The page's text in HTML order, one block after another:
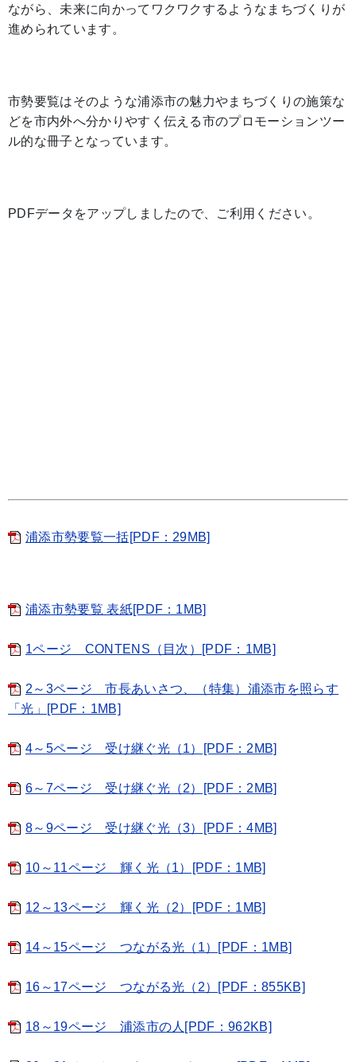
ながら、未来に向かってワクワクするようなまちづくりが
進められています。
市勢要覧はそのような浦添市の魅力やまちづくりの施策な
どを市内外へ分かりやすく伝える市のプロモーションツー
ル的な冊子となっています。
PDFデータをアップしましたので、ご利用ください。
浦添市勢要覧一括[PDF：29MB]
浦添市勢要覧 表紙[PDF：1MB]
1ページ CONTENS（目次）[PDF：1MB]
2～3ページ 市長あいさつ、（特集）浦添市を照らす
「光」[PDF：1MB]
4～5ページ 受け継ぐ光（1）[PDF：2MB]
6～7ページ 受け継ぐ光（2）[PDF：2MB]
8～9ページ 受け継ぐ光（3）[PDF：4MB]
10～11ページ 輝く光（1）[PDF：1MB]
12～13ページ 輝く光（2）[PDF：1MB]
14～15ページ つながる光（1）[PDF：1MB]
16～17ページ つながる光（2）[PDF：855KB]
18～19ページ 浦添市の人[PDF：962KB]